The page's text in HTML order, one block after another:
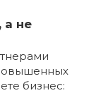
а не
бизнес: